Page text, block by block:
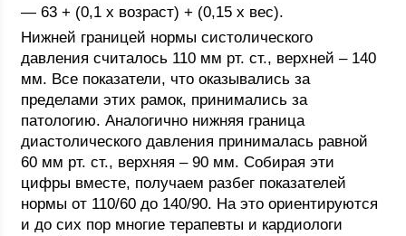
— 63 + (0,1 х возраст) + (0,15 х вес).
Нижней границей нормы систолического
давления считалось 110 мм рт. ст., верхней – 140
мм. Все показатели, что оказывались за
пределами этих рамок, принимались за
патологию. Аналогично нижняя граница
диастолического давления принималась равной
60 мм рт. ст., верхняя – 90 мм. Собирая эти
цифры вместе, получаем разбег показателей
нормы от 110/60 до 140/90. На это ориентируются
и до сих пор многие терапевты и кардиологи